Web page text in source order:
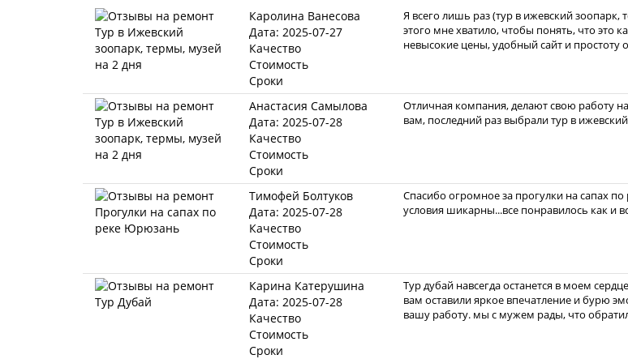
Каролина Ванесова
Дата: 2025-07-27
Качество
Стоимость
Сроки
Я всего лишь раз (тур в ижевский зоопарк,
этого мне хватило, чтобы понять, что это
невысокие цены, удобный сайт и простоту
Анастасия Самылова
Дата: 2025-07-28
Качество
Стоимость
Сроки
Отличная компания, делают свою работу
вам, последний раз выбрали тур в
Тимофей Болтуков
Дата: 2025-07-28
Качество
Стоимость
Сроки
Спасибо огромное за прогулки на сапах
условия шикарны...все понравилось как и
Карина Катерушина
Дата: 2025-07-28
Качество
Стоимость
Сроки
Тур дубай навсегда останется в моем
вам оставили яркое впечатление и бурю
вашу работу. мы с мужем рады, что